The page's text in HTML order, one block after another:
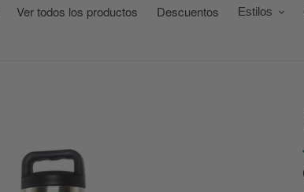
Ver todos los productos Descuentos Estilos